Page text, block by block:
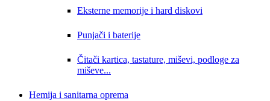
Eksterne memorije i hard diskovi
Punjači i baterije
Čitači kartica, tastature, miševi, podloge za
miševe...
Hemija i sanitarna oprema